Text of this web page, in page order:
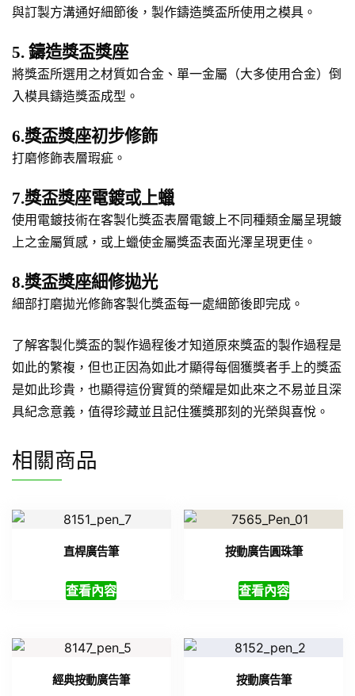
與訂製方溝通好細節後，製作鑄造獎盃所使用之模具。
5. 鑄造獎盃獎座
將獎盃所選用之材質如合金、單一金屬（大多使用合金）倒
入模具鑄造獎盃成型。
6.獎盃獎座初步修飾
打磨修飾表層瑕疵。
7.獎盃獎座電鍍或上蠟
使用電鍍技術在客製化獎盃表層電鍍上不同種類金屬呈現鍍
上之金屬質感，或上蠟使金屬獎盃表面光澤呈現更佳。
8.獎盃獎座細修拋光
細部打磨拋光修飾客製化獎盃每一處細節後即完成。
了解客製化獎盃的製作過程後才知道原來獎盃的製作過程是
如此的繁複，但也正因為如此才顯得每個獲獎者手上的獎盃
是如此珍貴，也顯得這份實質的榮耀是如此來之不易並且深
具紀念意義，值得珍藏並且記住獲獎那刻的光榮與喜悅。
相關商品
直桿廣告筆
查看內容
按動廣告圓珠筆
查看內容
經典按動廣告筆 按動廣告筆